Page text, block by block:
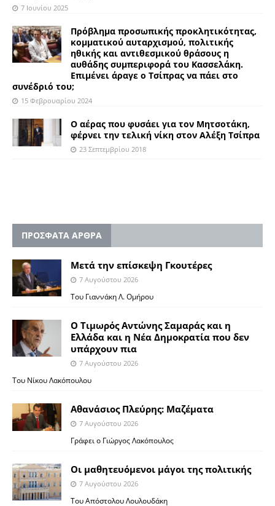
7 Ιουνίου 2025
Πρόβλημα προσωπικής προκλητικότητας,
κομματικού αυταρχισμού, πολιτικής
ηθικής και αντιθεσμικού θράσους η
αυθάδης συμπεριφορά του Κασσελάκη.
Επιμένει άραγε ο Τσίπρας να πάει στο
συνέδριό του;
15 Φεβρουαρίου 2024
Ο αέρας που φυσάει για τον Μητσοτάκη,
φέρνει την τελική νίκη στον Αλέξη Τσίπρα
23 Σεπτεμβρίου 2018
ΠΡΟΣΦΑΤΑ ΑΡΘΡΑ
Μετά την επίσκεψη Γκουτέρες
7 Αυγούστου 2026
Του Γιαννάκη Λ. Ομήρου
Ο Τιμωρός Αντώνης Σαμαράς και η
Ελλάδα και η Νέα Δημοκρατία που δεν
υπάρχουν πια
7 Αυγούστου 2026
Του Νίκου Λακόπουλου
Αθανάσιος Πλεύρης: Μαζέματα
7 Αυγούστου 2026
Γράφει ο Γιώργος Λακόπουλος
Οι μαθητευόμενοι μάγοι της πολιτικής
7 Αυγούστου 2026
Του Απόστολου Λουλουδάκη